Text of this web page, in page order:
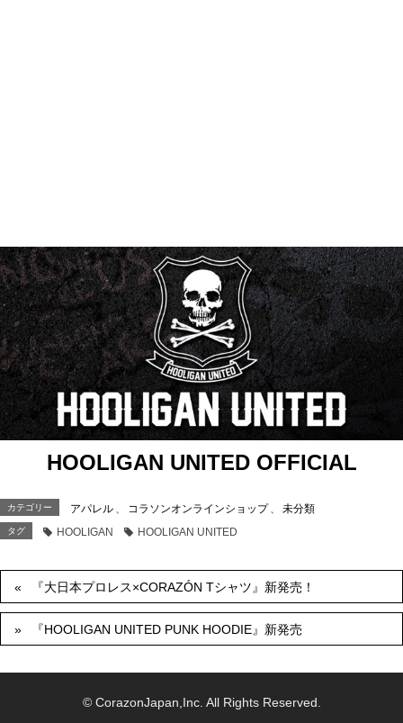
HOOLIGAN UNITED OFFICIAL
カテゴリー アパレル コラソンオンラインショップ 未分類
タグ HOOLIGAN HOOLIGAN UNITED
『大日本プロレス×CORAZÓN Tシャツ』新発売！
『HOOLIGAN UNITED PUNK HOODIE』新発売
© CorazonJapan,Inc. All Rights Reserved.